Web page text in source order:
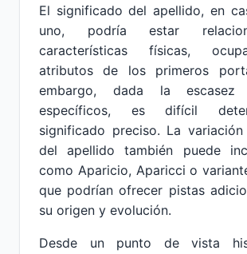
El significado del apellido, en
uno, podría estar
características físicas,
atributos de los primeros
embargo, dada la
específicos, es difícil
significado preciso. La
del apellido también puede
como Aparicio, Aparicci o
que podrían ofrecer pistas
su origen y evolución.
Desde un punto de vista